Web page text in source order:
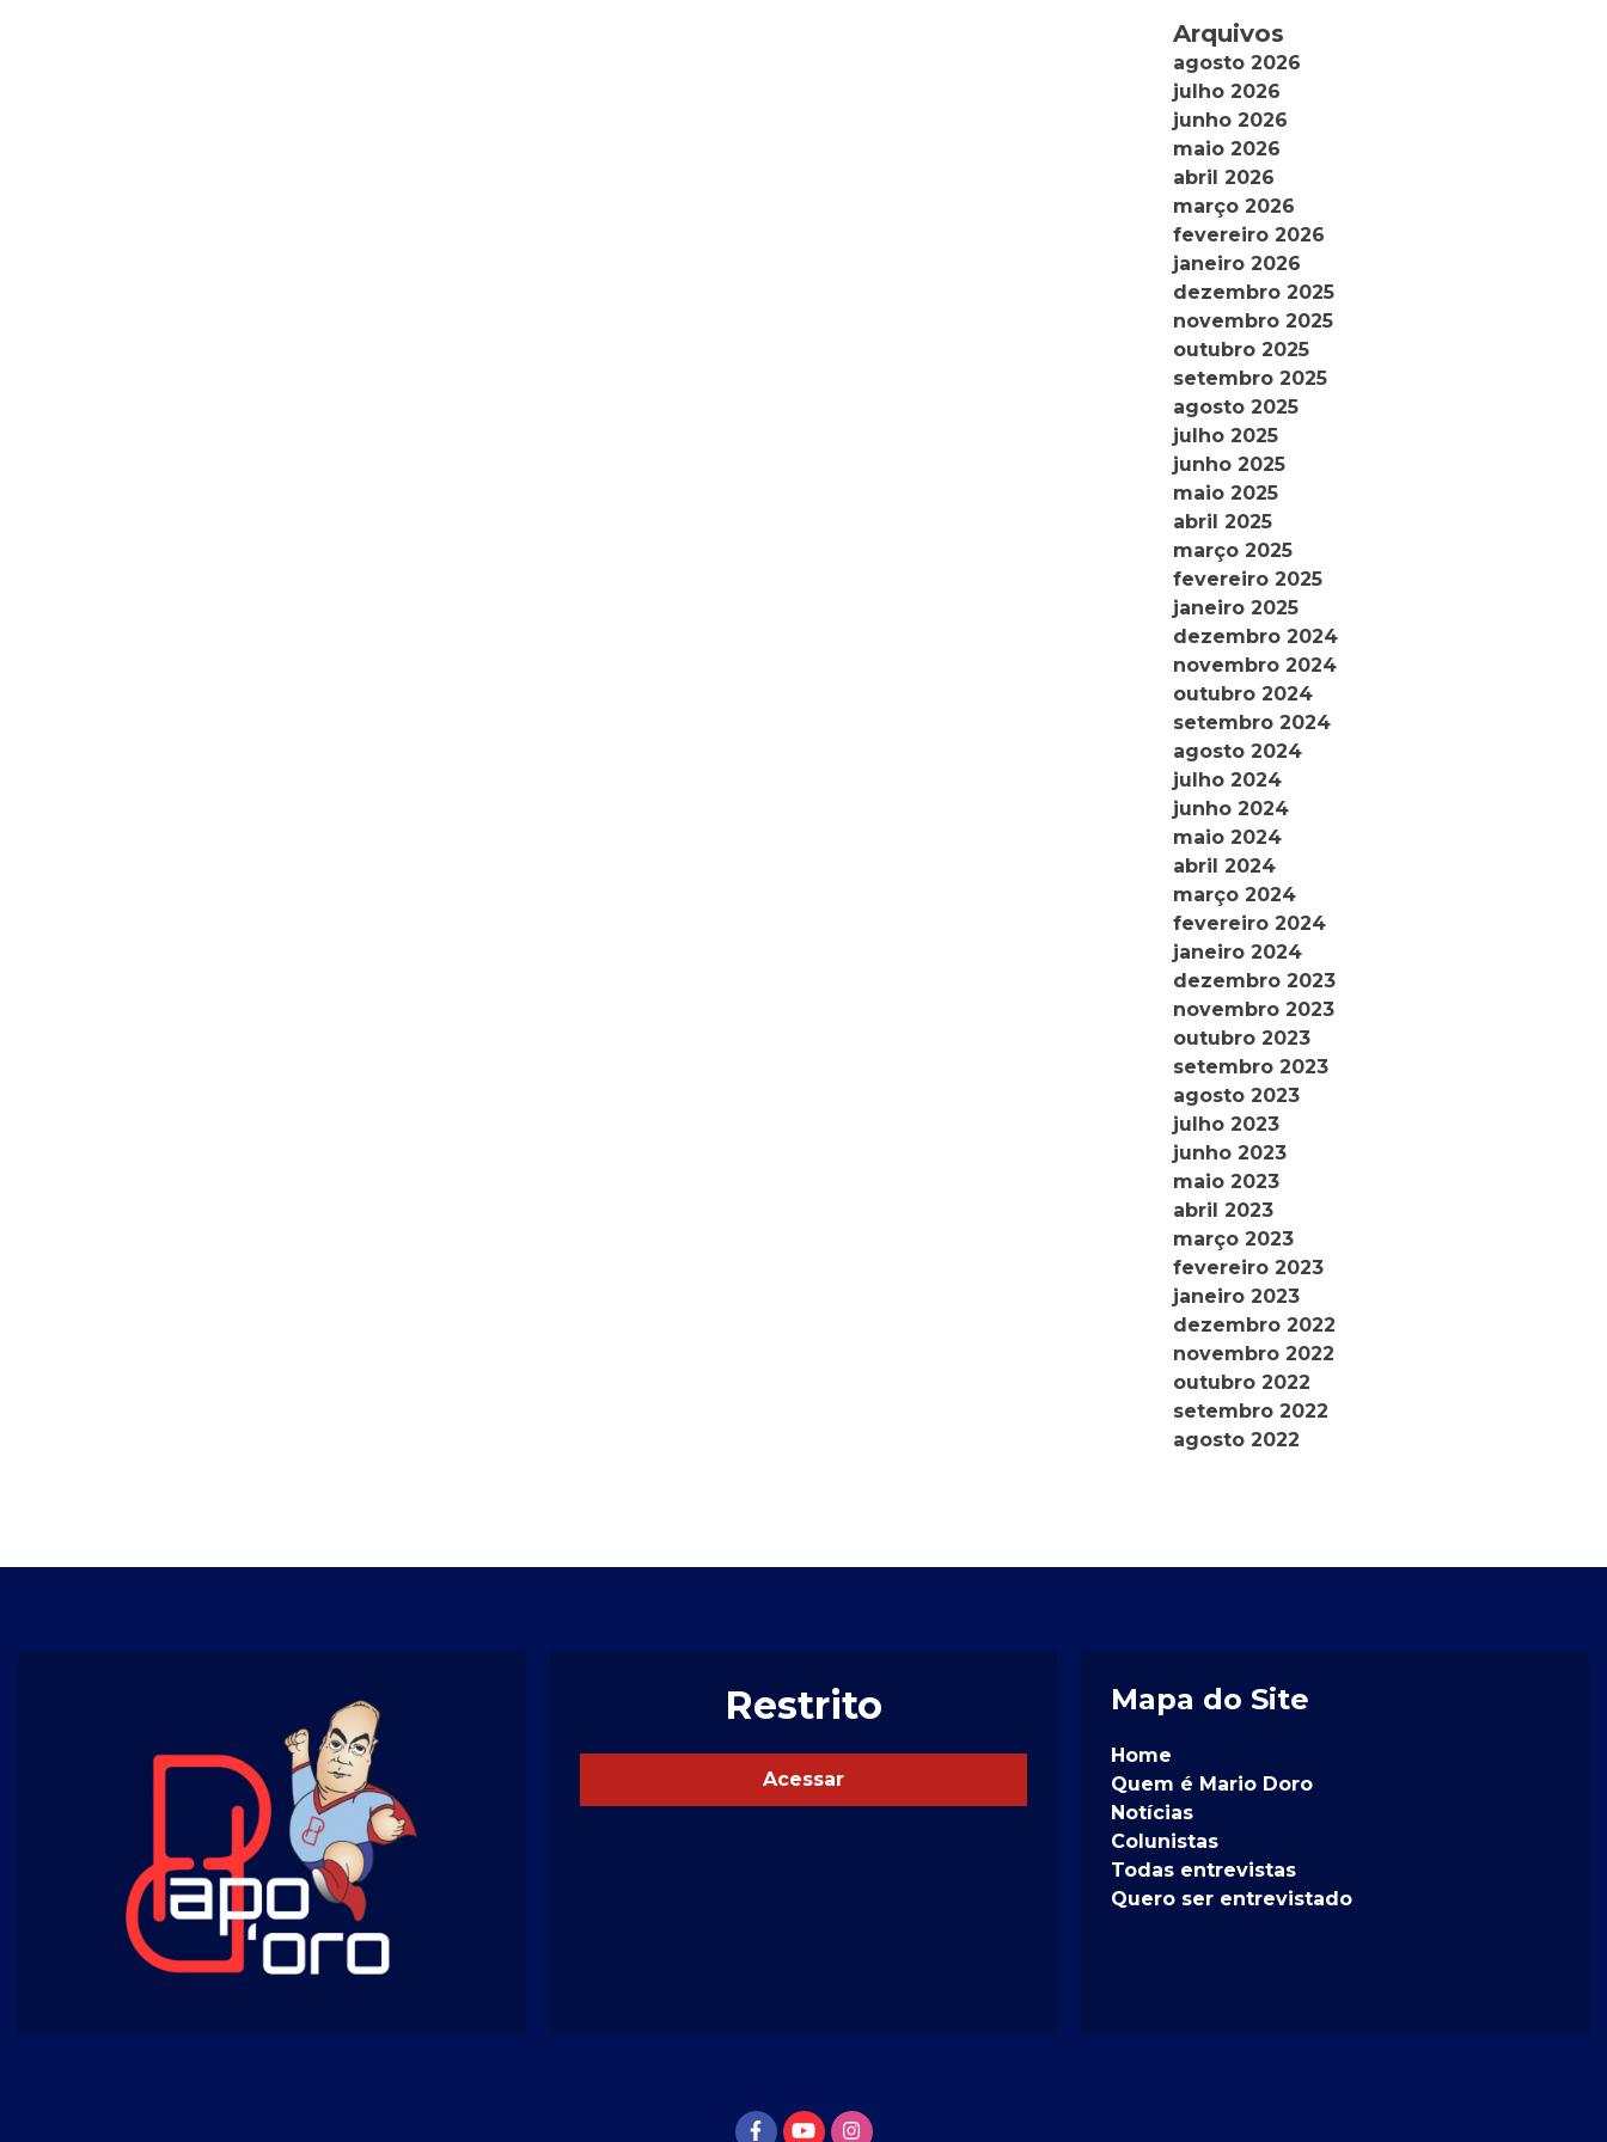
Arquivos
agosto 2026
julho 2026
junho 2026
maio 2026
abril 2026
março 2026
fevereiro 2026
janeiro 2026
dezembro 2025
novembro 2025
outubro 2025
setembro 2025
agosto 2025
julho 2025
junho 2025
maio 2025
abril 2025
março 2025
fevereiro 2025
janeiro 2025
dezembro 2024
novembro 2024
outubro 2024
setembro 2024
agosto 2024
julho 2024
junho 2024
maio 2024
abril 2024
março 2024
fevereiro 2024
janeiro 2024
dezembro 2023
novembro 2023
outubro 2023
setembro 2023
agosto 2023
julho 2023
junho 2023
maio 2023
abril 2023
março 2023
fevereiro 2023
janeiro 2023
dezembro 2022
novembro 2022
outubro 2022
setembro 2022
agosto 2022
Restrito
Acessar
Mapa do Site
Home
Quem é Mario Doro
Notícias
Colunistas
Todas entrevistas
Quero ser entrevistado